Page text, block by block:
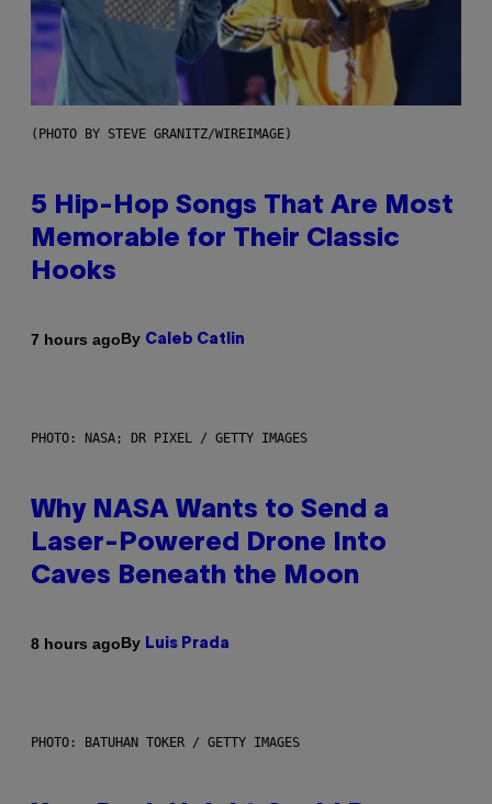
(PHOTO BY STEVE GRANITZ/WIREIMAGE)
5 Hip-Hop Songs That Are Most
Memorable for Their Classic
Hooks
7 hours agoBy Caleb Catlin
PHOTO: NASA; DR PIXEL / GETTY IMAGES
Why NASA Wants to Send a
Laser-Powered Drone Into
Caves Beneath the Moon
8 hours agoBy Luis Prada
PHOTO: BATUHAN TOKER / GETTY IMAGES